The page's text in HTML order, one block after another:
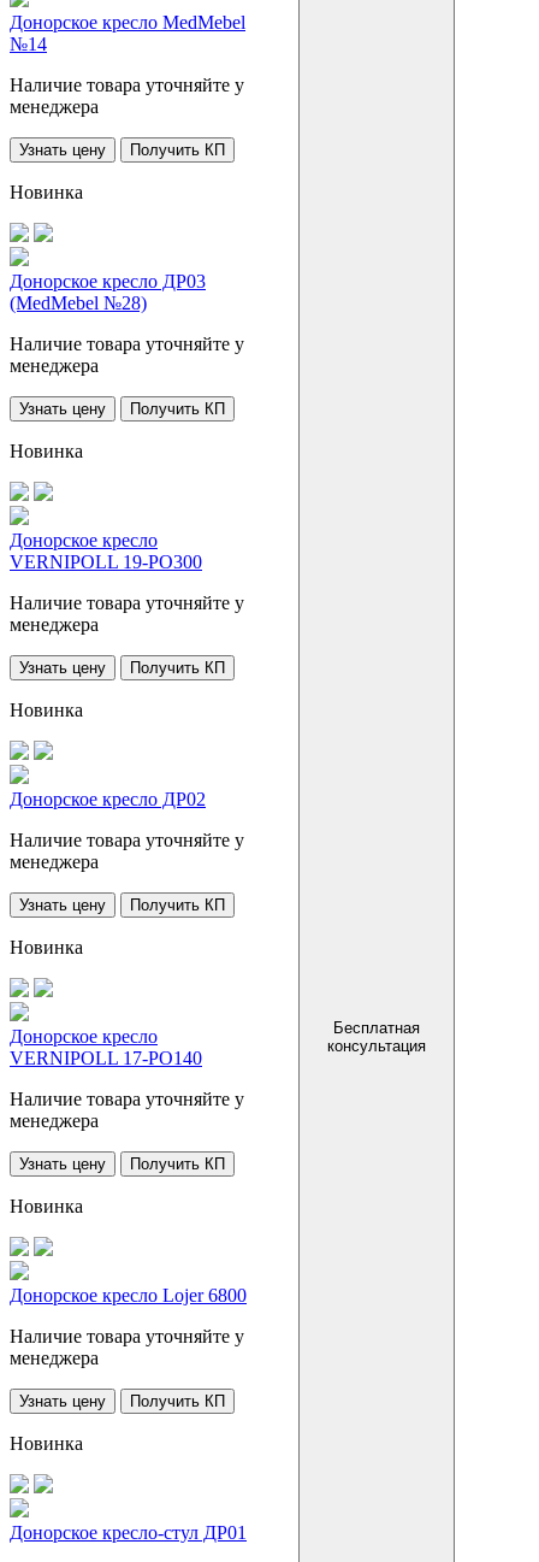
Донорское кресло MedMebel
№14
Наличие товара уточняйте у
менеджера
Узнать цену Получить КП
Новинка
Донорское кресло ДР03
(MedMebel №28)
Наличие товара уточняйте у
менеджера
Узнать цену Получить КП
Новинка
Донорское кресло
VERNIPOLL 19-PO300
Наличие товара уточняйте у
менеджера
Узнать цену Получить КП
Новинка
Донорское кресло ДР02
Наличие товара уточняйте у
менеджера
Узнать цену Получить КП
Новинка
Донорское кресло
VERNIPOLL 17-PO140
Наличие товара уточняйте у
менеджера
Узнать цену Получить КП
Новинка
Донорское кресло Lojer 6800
Наличие товара уточняйте у
менеджера
Узнать цену Получить КП
Новинка
Донорское кресло-стул ДР01
Бесплатная
консультация